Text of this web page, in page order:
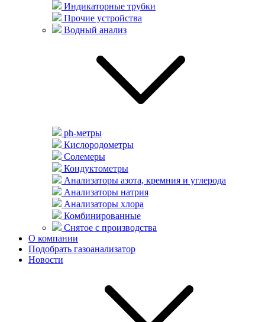
Индикаторные трубки
Прочие устройства
Водный анализ
ph-метры
Кислородометры
Солемеры
Кондуктометры
Анализаторы азота, кремния и углерода
Анализаторы натрия
Анализаторы хлора
Комбинированные
Снятое с производства
О компании
Подобрать газоанализатор
Новости